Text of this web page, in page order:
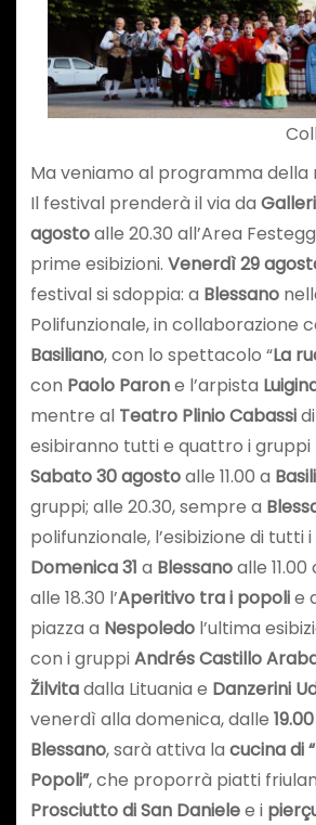
Ma veniamo al programma della
Il festival prenderà il via da
agostoalle 20.30 all’Area
prime esibizioni. Venerdì 29
festival si sdoppia: a Blessano
Polifunzionale, in collaborazione
Basiliano, con lo spettacolo “La
con Paolo Parone l’arpista
mentre al Teatro Plinio Cabassidi
esibiranno tutti e quattro i gruppi
Sabato 30 agostoalle 11.00 a
gruppi; alle 20.30, sempre a
polifunzionale, l’esibizione di tutti
Domenica 31 a Blessanoalle
alle 18.30 l’Aperitivo tra i popolie
piazza a Nespoledol’ultima
con i gruppiAndrés Castillo
Žilvitadalla Lituania e Danzerini
venerdì alla domenica, dalle 19.00
Blessano, sarà attiva la cucina di
Popoli”, che proporrà piatti
Prosciutto di San Danielee i